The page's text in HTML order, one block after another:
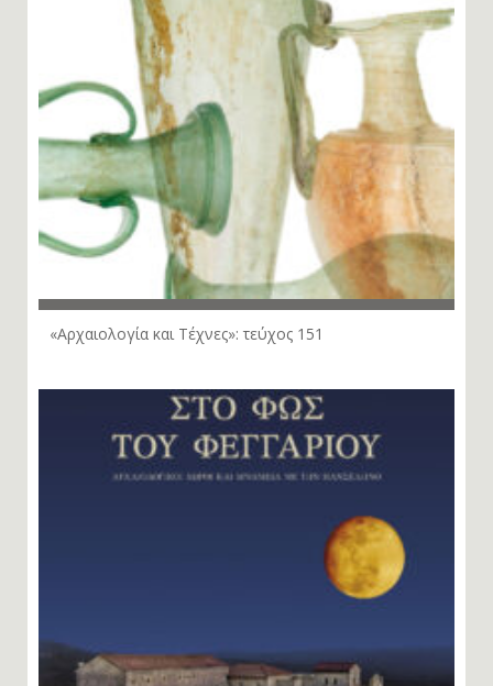
«Αρχαιολογία και Τέχνες»: τεύχος 151